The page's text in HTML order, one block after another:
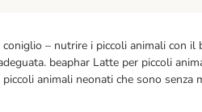
– nutrire i piccoli animali con
beaphar Latte per piccoli
animali neonati che sono